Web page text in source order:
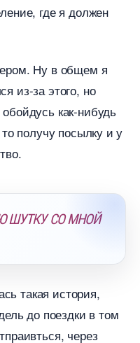
где я должен
Ну в общем я
из-за этого, но
как-нибудь
получу посылку и у
ШУТКУ СО МНОЙ
такая история,
до поездки в том
через